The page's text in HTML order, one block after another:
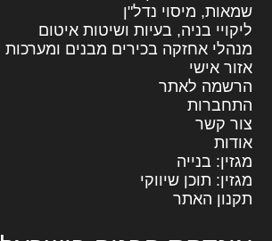
שמאות, מיסוי נדל"ן
ליקויי בניה, בעיות ושיטות איטום
מנהלי אחזקה בכירים מבנים ומערכות
אזור אישי
הרשמה לאתר
התחברות
צור קשר
אודות
מגזין: בנייה
מגזין: תוכן שיווקי
תקנון האתר